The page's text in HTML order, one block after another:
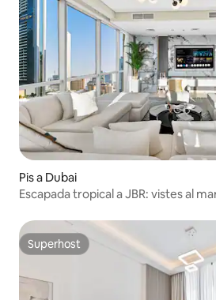
Pis a Dubai
Escapada tropical a JBR: vistes al
Superhost
Superhost